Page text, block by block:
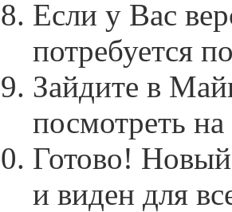
Если у Вас
потребуется
Зайдите в
посмотреть
Готово!
и виден для